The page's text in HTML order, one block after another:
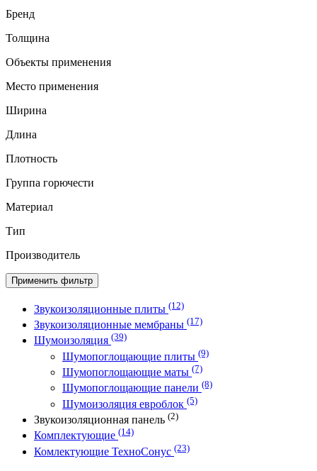
Бренд
Толщина
Объекты применения
Место применения
Ширина
Длина
Плотность
Группа горючести
Материал
Тип
Производитель
Применить фильтр
Звукоизоляционные плиты (12)
Звукоизоляционные мембраны (17)
Шумоизоляция (39)
Шумопоглощающие плиты (9)
Шумопоглощающие маты (7)
Шумопоглощающие панели (8)
Шумоизоляция евроблок (5)
Звукоизоляционная панель (2)
Комплектующие (14)
Комлектующие ТехноСонус (23)